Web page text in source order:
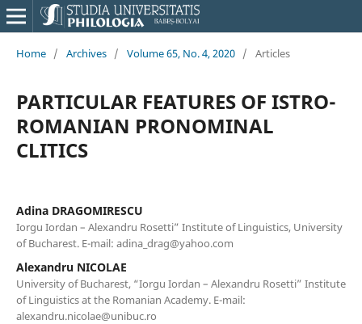
Home / Archives / Volume 65, No. 4, 2020 / Articles
PARTICULAR FEATURES OF ISTRO-
ROMANIAN PRONOMINAL
CLITICS
Adina DRAGOMIRESCU
Iorgu Iordan – Alexandru Rosetti” Institute of Linguistics, University
of Bucharest. E-mail: adina_drag@yahoo.com
Alexandru NICOLAE
University of Bucharest, “Iorgu Iordan – Alexandru Rosetti” Institute
of Linguistics at the Romanian Academy. E-mail:
alexandru.nicolae@unibuc.ro